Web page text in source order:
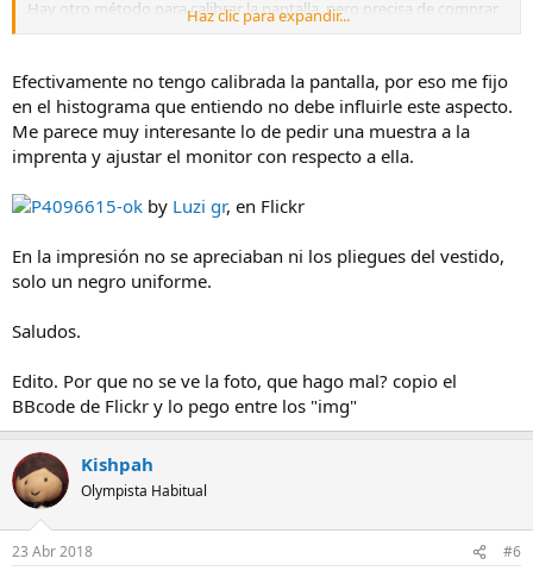
Hay otro método para calibrar la pantalla, pero precisa de comprar
un calibrador y un programa para calibrar.
Haz clic para expandir...
Efectivamente no tengo calibrada la pantalla, por eso me fijo
en el histograma que entiendo no debe influirle este aspecto.
Me parece muy interesante lo de pedir una muestra a la
imprenta y ajustar el monitor con respecto a ella.
P4096615-ok by Luzi gr, en Flickr
En la impresión no se apreciaban ni los pliegues del vestido,
solo un negro uniforme.
Saludos.
Edito. Por que no se ve la foto, que hago mal? copio el
BBcode de Flickr y lo pego entre los "img"
Kishpah
Olympista Habitual
23 Abr 2018 #6